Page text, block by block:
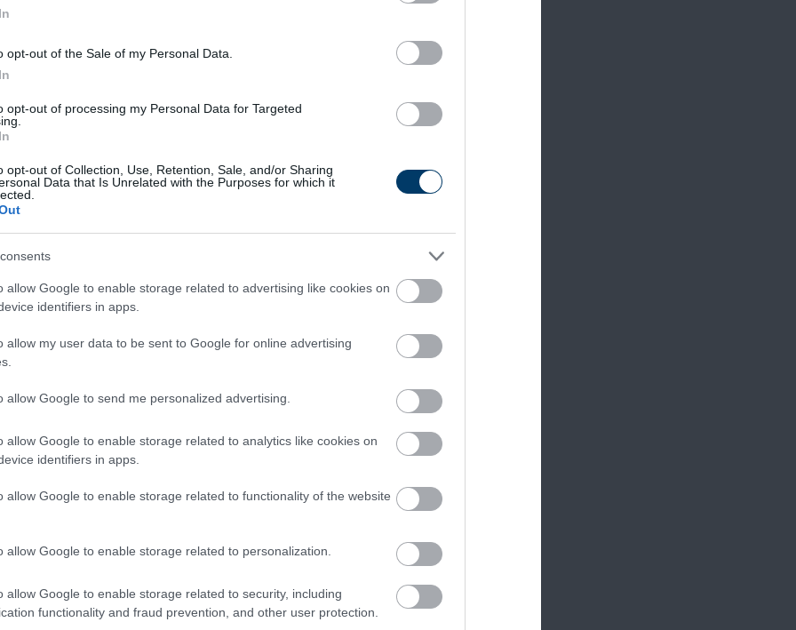
opt-out of the Sale of my Personal Data.
opt-out of processing my Personal Data for Targeted
opt-out of Collection, Use, Retention, Sale, and/or Sharing
Data that Is Unrelated with the Purposes for which it
allow Google to enable storage related to advertising like cookies on
identifiers in apps.
allow my user data to be sent to Google for online advertising
allow Google to send me personalized advertising.
allow Google to enable storage related to analytics like cookies on
identifiers in apps.
allow Google to enable storage related to functionality of the website
allow Google to enable storage related to personalization.
allow Google to enable storage related to security, including
functionality and fraud prevention, and other user protection.
kivétel nélkül acsalád, az összetartozás és az ünnep közösségi
pillanaton volt: együtt
valaha. A retró reklámok emlékeztetnek arra, hogy a
kapcsolatok megerősítésérőlszól.
feltűnően egyszerű volt. Nem használtak gyors vágásokat,
Éppen ez aletisztultság és hitelességteszi őket ma is
hatni, míg a retró ünnepi hirdetések hagyták, hogy a néző maga
ma újra értékké válik, különösen a karácsonyi kampányok